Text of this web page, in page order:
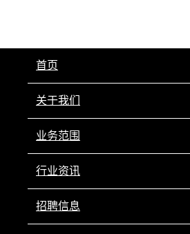
首页
关于我们
业务范围
行业资讯
招聘信息